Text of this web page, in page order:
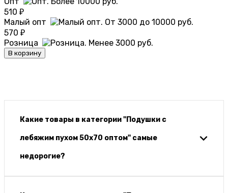
510 ₽
Малый опт
570 ₽
Розница
В корзину
Какие товары в категории "Подушки с
лебяжим пухом 50х70 оптом" самые
недорогие?